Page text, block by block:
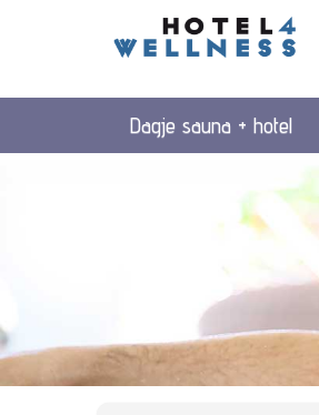
Dagje sauna + hotel